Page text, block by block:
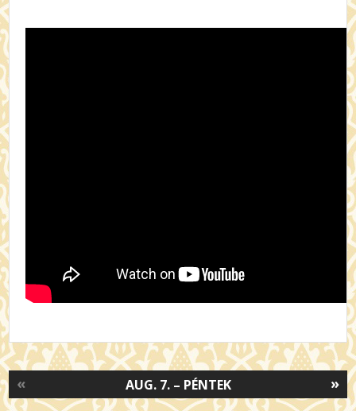
»
AUG. 7. – PÉNTEK
«